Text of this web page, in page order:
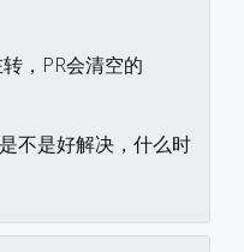
，PR会清空的
不是好解决，什么时